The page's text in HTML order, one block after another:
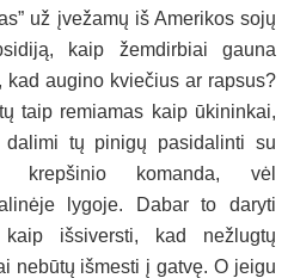
už įvežamų iš Amerikos sojų
kaip žemdirbiai gauna
augino kviečius ar rapsus?
taip remiamas kaip ūkininkai,
tų pinigų pasidalinti su
krepšinio komanda, vėl
lygoje. Dabar to daryti
išsiversti, kad nežlugtų
nebūtų išmesti į gatvę. O jeigu